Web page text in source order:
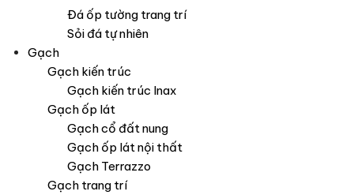
Đá ốp tường trang trí
Sỏi đá tự nhiên
Gạch
Gạch kiến trúc
Gạch kiến trúc Inax
Gạch ốp lát
Gạch cổ đất nung
Gạch ốp lát nội thất
Gạch Terrazzo
Gạch trang trí